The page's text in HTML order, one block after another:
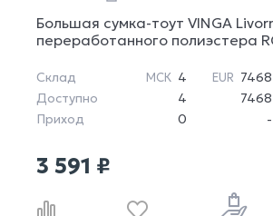
Большая сумка-тоут VINGA
переработанного полиэстера
Склад МСК 4 EUR 7468
Доступно
4
7468
Приход
0 -
3 591 ₽